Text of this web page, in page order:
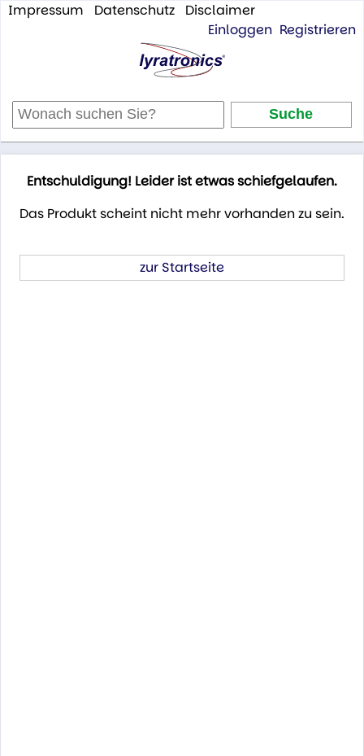
Impressum Datenschutz
Disclaimer
Einloggen Registrieren
Entschuldigung! Leider ist etwas schiefgelaufen.
Das Produkt scheint nicht mehr vorhanden zu sein.
zur Startseite